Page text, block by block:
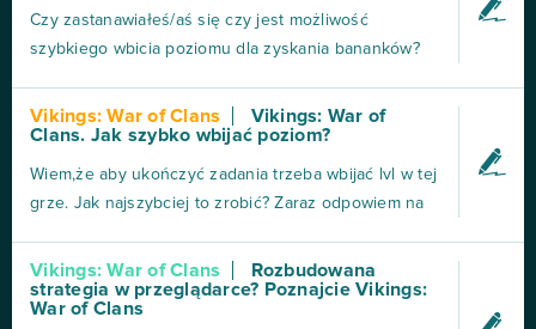
budowy jednostek wykorzystywane jest pięć...
Czy zastanawiałeś/aś się czy jest możliwość
szybkiego wbicia poziomu dla zyskania bananków?
100% będzie to wymagająca i czasochłonna
rozgrywka - w końcu jest to jedna z najlepiej
opłacanych (banankowo) gier przeglądarkowych, a za
ostatnie zadanie mamy...
Vikings: War of Clans
Vikings: War of
Clans. Jak szybko wbijać poziom?
Wiem,że aby ukończyć zadania trzeba wbijać lvl w tej
grze. Jak najszybciej to zrobić? Zaraz odpowiem na
jest trudna do zrozumienia, wszystko jest dokładnie
pokazane. Przyjemna strategia, dość łatwa do
opanowania. Pozostaje główne, jak szybko wbijać...
Vikings: War of Clans
Rozbudowana
strategia w przeglądarce? Poznajcie Vikings:
War of Clans